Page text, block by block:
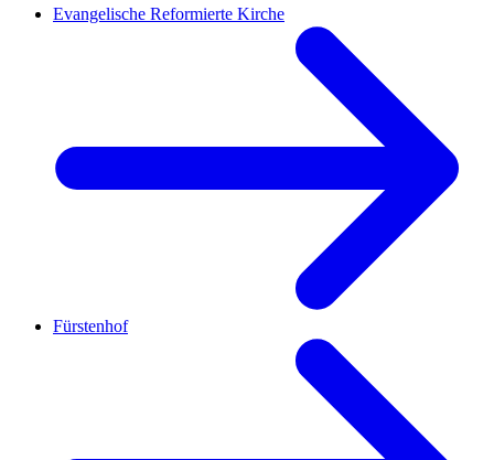
Evangelische Reformierte Kirche
Fürstenhof